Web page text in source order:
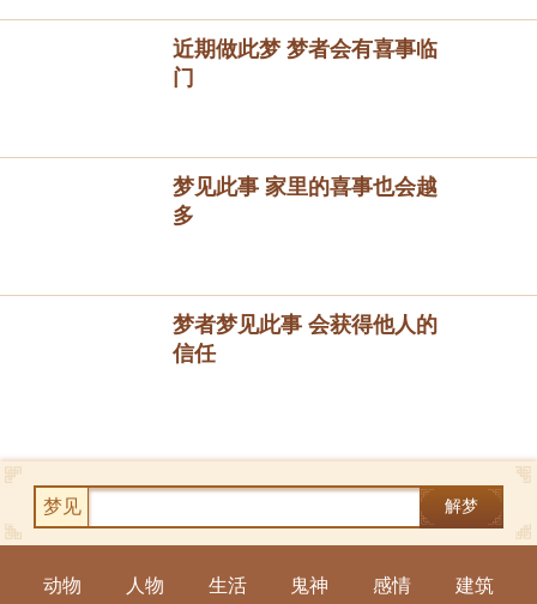
近期做此梦 梦者会有喜事临
门
梦见此事 家里的喜事也会越
多
梦者梦见此事 会获得他人的
信任
梦见 解梦
动物 人物 生活 鬼神 感情 建筑